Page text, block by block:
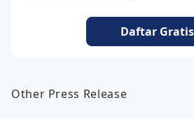
Daftar Gratis
Other Press Release